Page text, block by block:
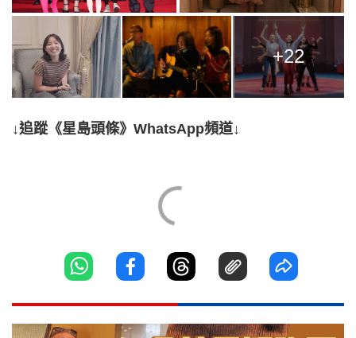
+22
↓追蹤《星島頭條》WhatsApp頻道↓